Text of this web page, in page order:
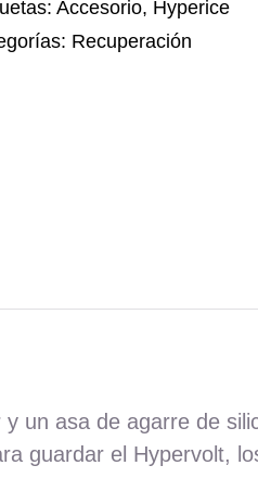
cantidad
Accesorio, Hyperice
Recuperación
un asa de agarre de
guardar el Hypervolt,